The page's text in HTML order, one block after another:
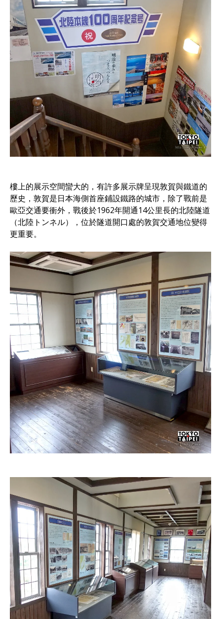
樓上的展示空間蠻大的，有許多展示牌呈現敦賀與鐵道的
歷史，敦賀是日本海側首座鋪設鐵路的城市，除了戰前是
歐亞交通要衝外，戰後於1962年開通14公里長的北陸隧道
（北陸トンネル），位於隧道開口處的敦賀交通地位變得
更重要。